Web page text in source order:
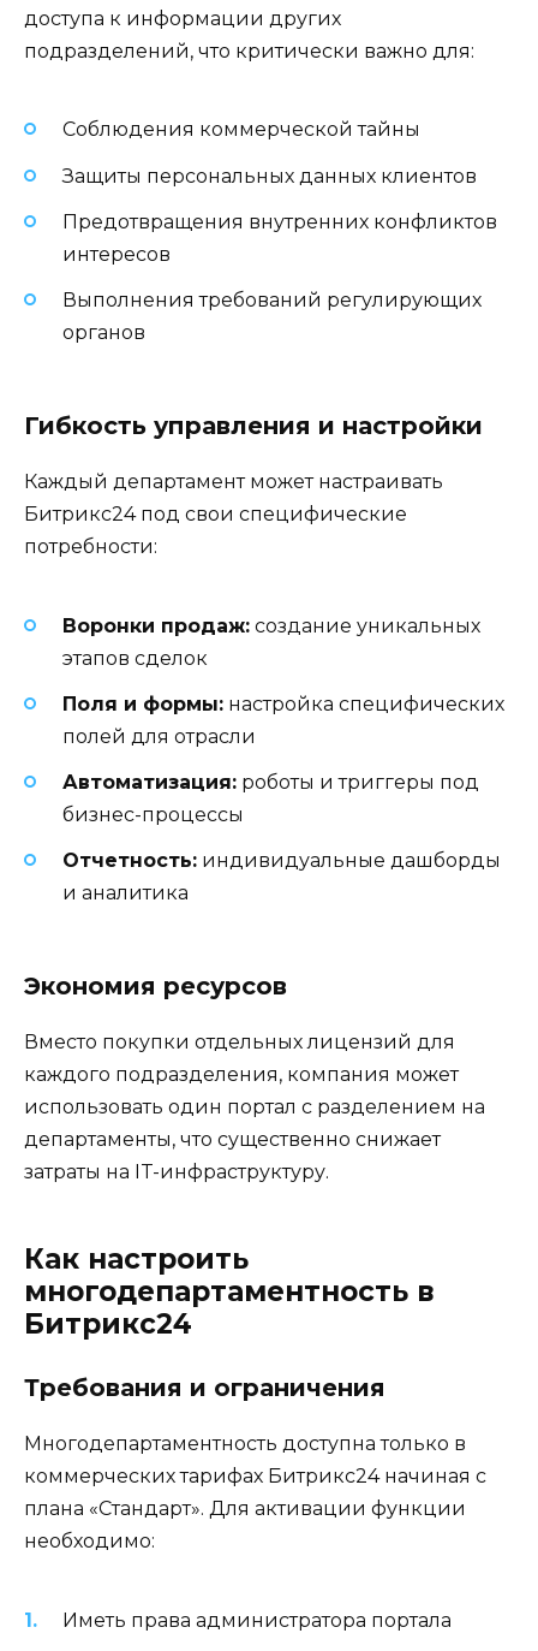
доступа к информации других
подразделений, что критически важно для:
Соблюдения коммерческой тайны
Защиты персональных данных клиентов
Предотвращения внутренних конфликтов
интересов
Выполнения требований регулирующих
органов
Гибкость управления и настройки
Каждый департамент может настраивать
Битрикс24 под свои специфические
потребности:
Воронки продаж: создание уникальных
этапов сделок
Поля и формы: настройка специфических
полей для отрасли
Автоматизация: роботы и триггеры под
бизнес-процессы
Отчетность: индивидуальные дашборды
и аналитика
Экономия ресурсов
Вместо покупки отдельных лицензий для
каждого подразделения, компания может
использовать один портал с разделением на
департаменты, что существенно снижает
затраты на IT-инфраструктуру.
Как настроить
многодепартаментность в
Битрикс24
Требования и ограничения
Многодепартаментность доступна только в
коммерческих тарифах Битрикс24 начиная с
плана «Стандарт». Для активации функции
необходимо:
Иметь права администратора портала